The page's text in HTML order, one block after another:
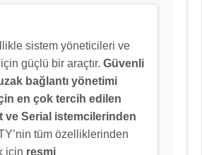
sistem yöneticileri ve
güçlü bir araçtır. Güvenli
bağlantı yönetimi
en çok tercih edilen
ve Serial istemcilerinden
tüm özelliklerinden
için resmi